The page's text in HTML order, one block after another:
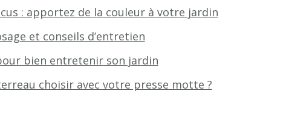
: apportez de la couleur à votre jardin
et conseils d’entretien
bien entretenir son jardin
choisir avec votre presse motte ?